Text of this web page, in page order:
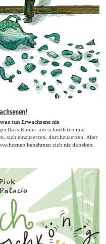
tun Erwachsene nie
Dass Kinder am schnellsten und
sich einzusetzen, durchzusetzen. Aber
benehmen sich nie daneben.